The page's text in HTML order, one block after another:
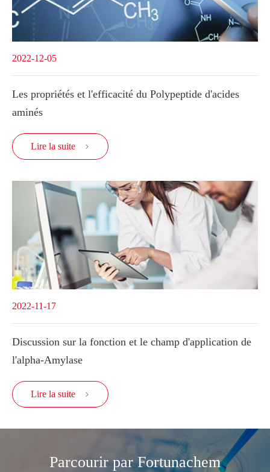
2022-12-05
Les propriétés et l'efficacité du Polypeptide d'acides
aminés
Lire la suite 
2022-11-17
Discussion sur la fonction et le champ d'application de
l'alpha-Amylase
Lire la suite 
Parcourir par Fortunachem